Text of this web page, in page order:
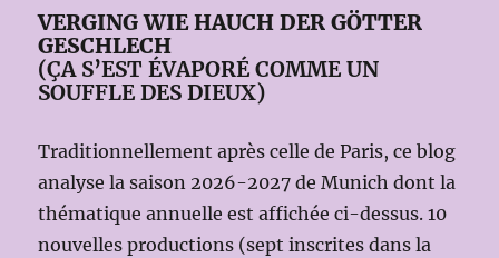
VERGING WIE HAUCH DER GÖTTER
GESCHLECH
(ÇA S’EST ÉVAPORÉ COMME UN
SOUFFLE DES DIEUX)
Traditionnellement après celle de Paris, ce blog
analyse la saison 2026-2027 de Munich dont la
thématique annuelle est affichée ci-dessus. 10
nouvelles productions (sept inscrites dans la